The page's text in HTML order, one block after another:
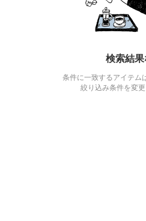
検索結果
条件に一致するアイテム
絞り込み条件を変